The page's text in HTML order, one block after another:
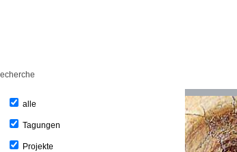
alle
Tagungen
Projekte